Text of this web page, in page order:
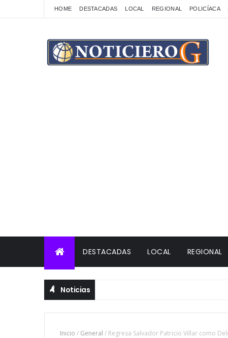
HOME DESTACADAS LOCAL REGIONAL POLICÍACA
DESTACADAS LOCAL REGIONAL
Noticias
Inicio / General / Regresa Salvador Patricio Villar como